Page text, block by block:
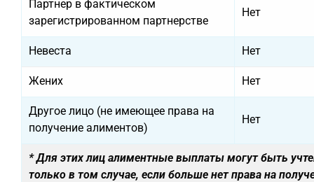
Партнер в фактическом
зарегистрированном партнерстве
Нет
Невеста Нет
Жених Нет
Другое лицо (не имеющее права на
получение алиментов)
Нет
* Для этих лиц алиментные выплаты могут быть
только в том случае, если больше нет права на